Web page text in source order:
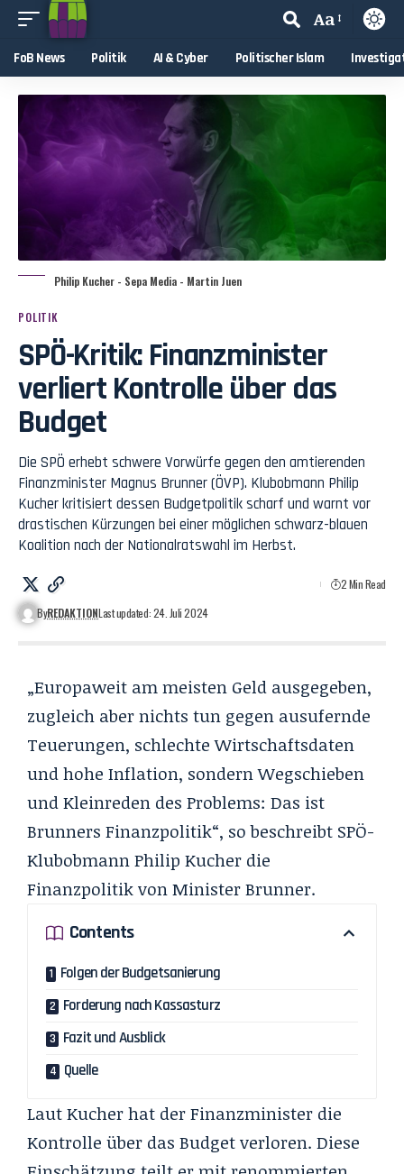
Aa
FoB News Politik AI & Cyber Politischer Islam
Philip Kucher - Sepa Media - Martin Juen
POLITIK
SPÖ-Kritik: Finanzminister
verliert Kontrolle über das
Budget
Die SPÖ erhebt schwere Vorwürfe gegen den amtierenden
Finanzminister Magnus Brunner (ÖVP). Klubobmann Philip
Kucher kritisiert dessen Budgetpolitik scharf und warnt vor
drastischen Kürzungen bei einer möglichen schwarz-blauen
Koalition nach der Nationalratswahl im Herbst.
ByREDAKTIONLast updated: 24. Juli 2024
2 Min Read
„Europaweit am meisten Geld ausgegeben,
zugleich aber nichts tun gegen ausufernde
Teuerungen, schlechte Wirtschaftsdaten
und hohe Inflation, sondern Wegschieben
und Kleinreden des Problems: Das ist
Brunners Finanzpolitik“, so beschreibt SPÖ-
Klubobmann Philip Kucher die
Finanzpolitik von Minister Brunner.
Contents
Folgen der Budgetsanierung
Forderung nach Kassasturz
Fazit und Ausblick
Quelle
Laut Kucher hat der Finanzminister die
Kontrolle über das Budget verloren. Diese